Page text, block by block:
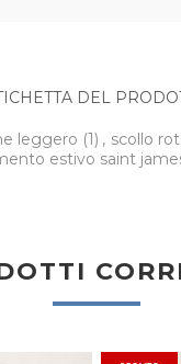
DEL
leggero (1) , scollo
estivo saint